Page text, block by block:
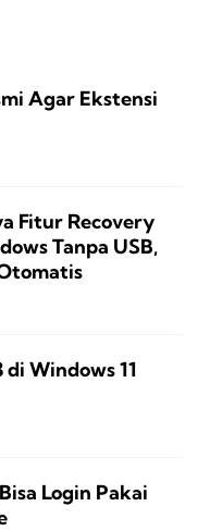
Agar Ekstensi
Fitur Recovery
Tanpa USB,
Windows 11
Login Pakai